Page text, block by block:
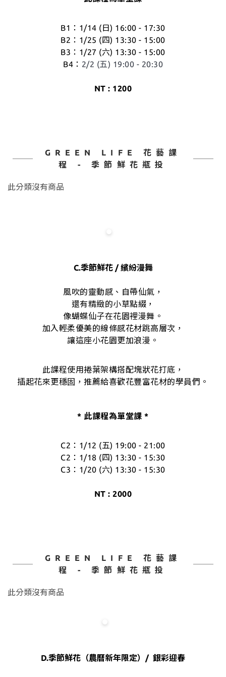
B1：1/14 (日) 16:00 - 17:30
B2：1/25 (四) 13:30 - 15:00
B3：1/27 (六) 13:30 - 15:00
B4： 2/2 (五) 19:00 - 20:30
NT : 1200
GREEN LIFE 花藝課
程 - 季節鮮花瓶投
此分類沒有商品
C.季節鮮花 / 繽紛漫舞
風吹的靈動感、自帶仙氣，
還有精緻的小草點綴，
像蝴蝶仙子在花園裡漫舞。
加入輕柔優美的線條感花材跳高層次，
讓這座小花園更加浪漫。
此課程使用捲葉架構搭配塊狀花打底，
插起花來更穩固，推薦給喜歡花豐富花材的學員們。
* 此課程為單堂課 *
C2： 1/12 (五) 19:00 - 21:00
C2：1/18 (四) 13:30 - 15:30
C3： 1/20 (六) 13:30 - 15:30
NT : 2000
GREEN LIFE 花藝課
程 - 季節鮮花瓶投
此分類沒有商品
D.季節鮮花（農曆新年限定）/ 銀彩迎春